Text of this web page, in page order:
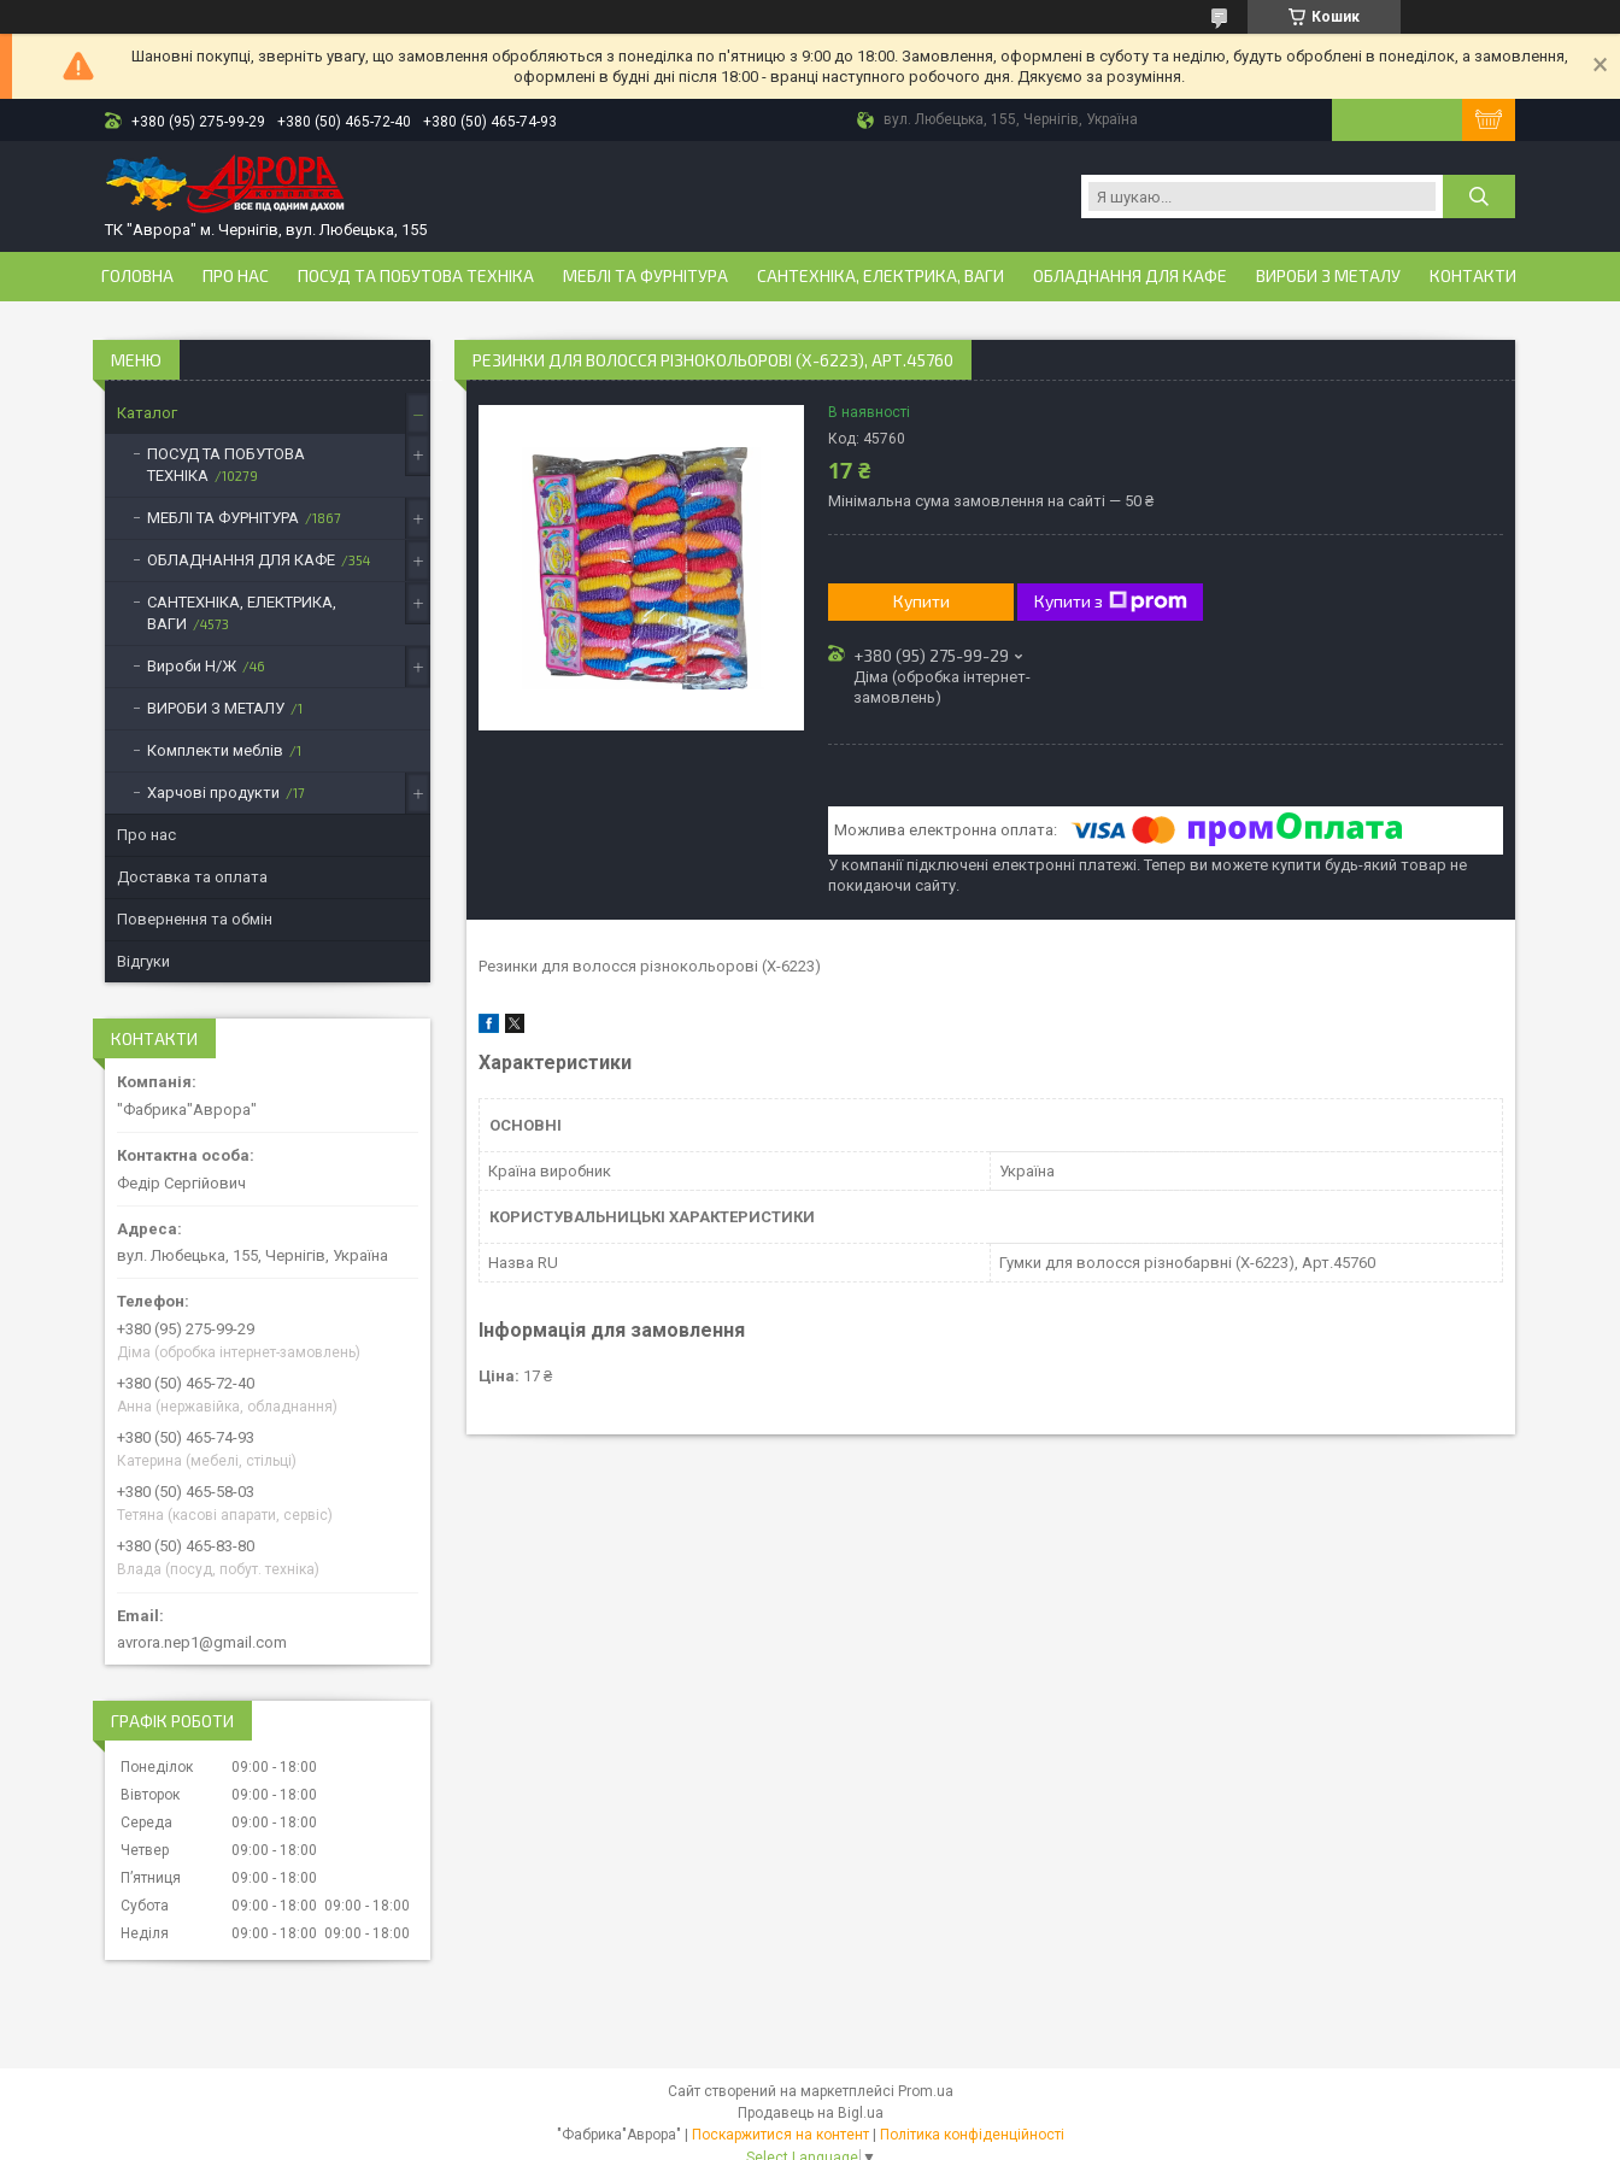
Кошик
Шановні покупці, зверніть увагу, що замовлення обробляються з понеділка по п'ятницю з 9:00 до 18:00. Замовлення, оформлені в суботу та неділю, будуть оброблені в понеділок, а замовлення,
оформлені в будні дні після 18:00 - вранці наступного робочого дня. Дякуємо за розуміння.
+380 (95) 275-99-29 +380 (50) 465-72-40 +380 (50) 465-74-93 вул. Любецька, 155, Чернігів, Україна
ТК "Аврора" м. Чернігів, вул. Любецька, 155
ГОЛОВНА ПРО НАС ПОСУД ТА ПОБУТОВА ТЕХНІКА МЕБЛІ ТА ФУРНІТУРА САНТЕХНІКА, ЕЛЕКТРИКА, ВАГИ ОБЛАДНАННЯ ДЛЯ КАФЕ ВИРОБИ З МЕТАЛУ КОНТАКТИ
РЕЗИНКИ ДЛЯ ВОЛОССЯ РІЗНОКОЛЬОРОВІ (Х-6223), АРТ.45760
В наявності
Код: 45760
17 ₴
Мінімальна сума замовлення на сайті — 50 ₴
Купити Купити з
+380 (95) 275-99-29
Діма (обробка інтернет-
замовлень)
У компанії підключені електронні платежі. Тепер ви можете купити будь-який товар не
покидаючи сайту.
Резинки для волосся різнокольорові (Х-6223)
Характеристики
ОСНОВНІ
Країна виробник Україна
КОРИСТУВАЛЬНИЦЬКІ ХАРАКТЕРИСТИКИ
Назва RU Гумки для волосся різнобарвні (Х-6223), Арт.45760
Інформація для замовлення
Ціна: 17 ₴
Каталог
ПОСУД ТА ПОБУТОВА
ТЕХНІКА
10279
МЕБЛІ ТА ФУРНІТУРА 1867
ОБЛАДНАННЯ ДЛЯ КАФЕ 354
САНТЕХНІКА, ЕЛЕКТРИКА,
ВАГИ
4573
Вироби Н/Ж 46
ВИРОБИ З МЕТАЛУ 1
Комплекти меблів 1
Харчові продукти 17
Про нас
Доставка та оплата
Повернення та обмін
Відгуки
КОНТАКТИ
"Фабрика"Аврора"
Федір Сергійович
вул. Любецька, 155, Чернігів, Україна
+380 (95) 275-99-29
Діма (обробка інтернет-замовлень)
+380 (50) 465-72-40
Анна (нержавійка, обладнання)
+380 (50) 465-74-93
Катерина (мебелі, стільці)
+380 (50) 465-58-03
Тетяна (касові апарати, сервіс)
+380 (50) 465-83-80
Влада (посуд, побут. техніка)
avrora.nep1@gmail.com
ГРАФІК РОБОТИ
Понеділок 09:00
18:00
Вівторок
09:00
18:00
Середа
09:00
18:00
Четвер
09:00
18:00
Пʼятниця
09:00
18:00
Субота
09:00 18:00 09:00
18:00
Неділя
09:00 18:00 09:00 18:00
Сайт створений на маркетплейсі Prom.ua
Продавець на Bigl.ua
Поскаржитися на контент
Політика конфіденційності